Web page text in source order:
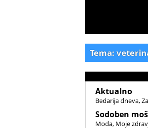
Tema:
Aktualno
Bedarija dneva
Sodoben
Moda Moje